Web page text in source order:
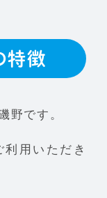
特徴
野です。
用いただき